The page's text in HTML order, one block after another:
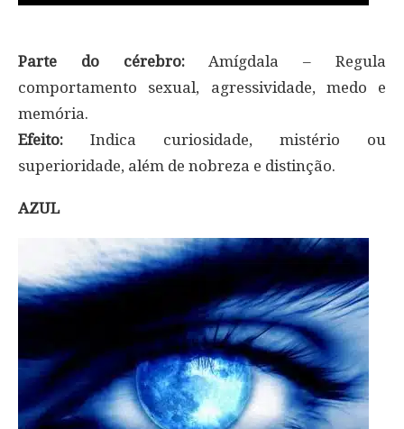
Parte do cérebro:Amígdala – Regula
comportamento sexual, agressividade, medo e
memória.
Efeito: Indica curiosidade, mistério ou
superioridade, além de nobreza e distinção.
AZUL